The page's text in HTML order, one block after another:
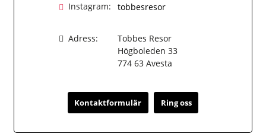
Instagram:
tobbesresor
Adress:
Tobbes Resor
Högboleden 33
774 63 Avesta
Kontaktformulär Ring oss